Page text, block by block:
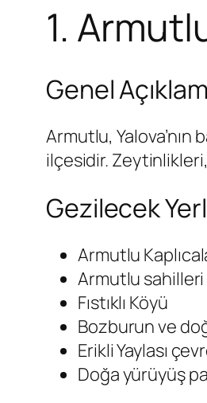
1.
Genel
Armutlu, Yalova’nın
ilçesidir.
Gezilecek
Armutlu
Armutlu sahilleri
Fıstıklı Köyü
Bozburun ve
Erikli Yaylası
Doğa yürüyüş